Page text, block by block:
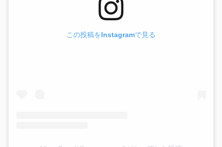
この投稿をInstagramで見る